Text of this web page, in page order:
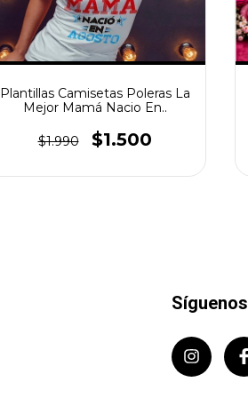
Plantillas Camisetas Poleras La
Mejor Mamá Nacio En..
$1.990 $1.500
Síguenos